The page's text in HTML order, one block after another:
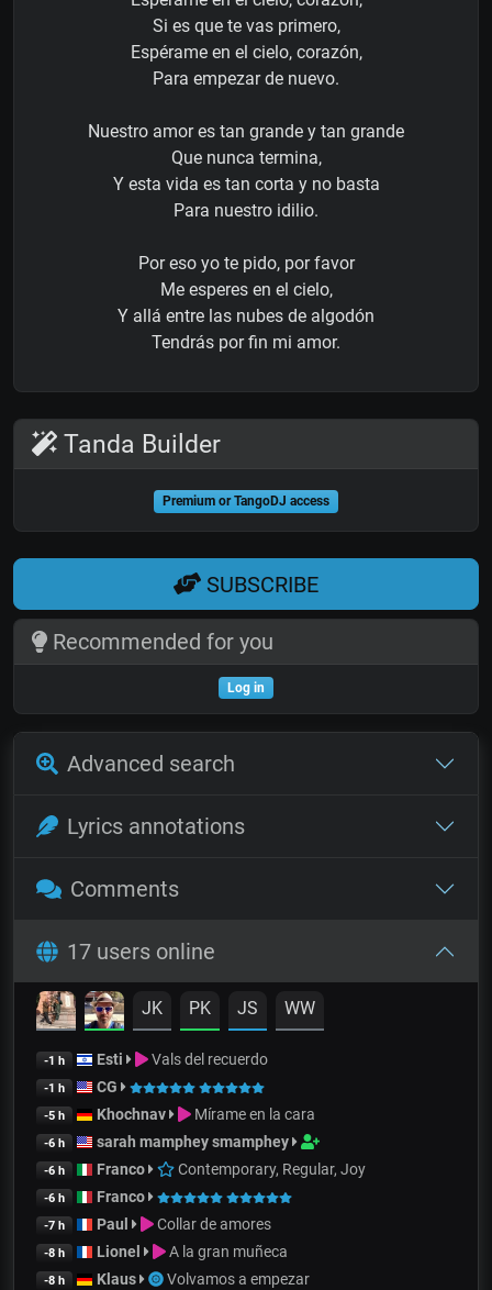
Si es que te vas primero,
Espérame en el cielo, corazón,
Para empezar de nuevo.
Nuestro amor es tan grande y tan grande
Que nunca termina,
Y esta vida es tan corta y no basta
Para nuestro idilio.
Por eso yo te pido, por favor
Me esperes en el cielo,
Y allá entre las nubes de algodón
Tendrás por fin mi amor.
Tanda Builder
Premium or TangoDJ access
SUBSCRIBE
Recommended for you
Log in
Advanced search
Lyrics annotations
Comments
17 users online
JK PK JS WW
-1 h Esti Vals del recuerdo
-1 h CG
-5 h Khochnav Mírame en la cara
-6 h sarah mamphey smamphey
-6 h Franco Contemporary, Regular, Joy
-6 h Franco
-7 h Paul Collar de amores
-8 h Lionel A la gran muñeca
-8 h Klaus Volvamos a empezar